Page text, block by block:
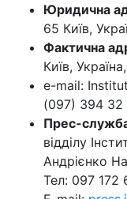
Юридична
65 Київ,
Фактична
Київ,
e-mail:
(097) 394 32
Прес-
відділу
Андрієнко
Тел: 097 172